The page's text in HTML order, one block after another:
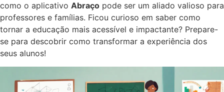
como o aplicativo Abraço pode ser um aliado valioso para
professores e famílias. Ficou curioso em saber como
tornar a educação mais acessível e impactante? Prepare-
se para descobrir como transformar a experiência dos
seus alunos!